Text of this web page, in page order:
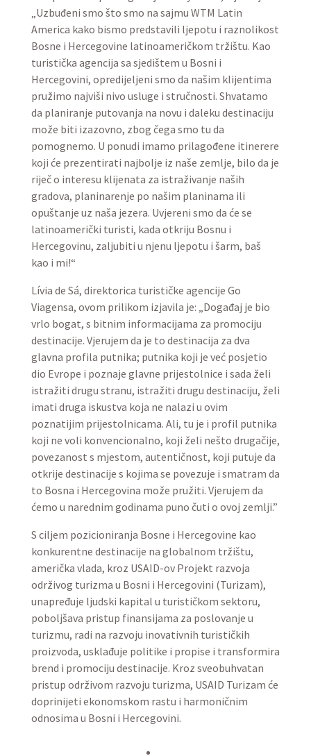
„Uzbuđeni smo što smo na sajmu WTM Latin
America kako bismo predstavili ljepotu i raznolikost
Bosne i Hercegovine latinoameričkom tržištu. Kao
turistička agencija sa sjedištem u Bosni i
Hercegovini, opredijeljeni smo da našim klijentima
pružimo najviši nivo usluge i stručnosti. Shvatamo
da planiranje putovanja na novu i daleku destinaciju
može biti izazovno, zbog čega smo tu da
pomognemo. U ponudi imamo prilagođene itinerere
koji će prezentirati najbolje iz naše zemlje, bilo da je
riječ o interesu klijenata za istraživanje naših
gradova, planinarenje po našim planinama ili
opuštanje uz naša jezera. Uvjereni smo da će se
latinoamerički turisti, kada otkriju Bosnu i
Hercegovinu, zaljubiti u njenu ljepotu i šarm, baš
kao i mi!“
Lívia de Sá, direktorica turističke agencije Go
Viagensa, ovom prilikom izjavila je: „Događaj je bio
vrlo bogat, s bitnim informacijama za promociju
destinacije. Vjerujem da je to destinacija za dva
glavna profila putnika; putnika koji je već posjetio
dio Evrope i poznaje glavne prijestolnice i sada želi
istražiti drugu stranu, istražiti drugu destinaciju, želi
imati druga iskustva koja ne nalazi u ovim
poznatijim prijestolnicama. Ali, tu je i profil putnika
koji ne voli konvencionalno, koji želi nešto drugačije,
povezanost s mjestom, autentičnost, koji putuje da
otkrije destinacije s kojima se povezuje i smatram da
to Bosna i Hercegovina može pružiti. Vjerujem da
ćemo u narednim godinama puno čuti o ovoj zemlji.”
S ciljem pozicioniranja Bosne i Hercegovine kao
konkurentne destinacije na globalnom tržištu,
američka vlada, kroz USAID-ov Projekt razvoja
održivog turizma u Bosni i Hercegovini (Turizam),
unapređuje ljudski kapital u turističkom sektoru,
poboljšava pristup finansijama za poslovanje u
turizmu, radi na razvoju inovativnih turističkih
proizvoda, usklađuje politike i propise i transformira
brend i promociju destinacije. Kroz sveobuhvatan
pristup održivom razvoju turizma, USAID Turizam će
doprinijeti ekonomskom rastu i harmoničnim
odnosima u Bosni i Hercegovini.